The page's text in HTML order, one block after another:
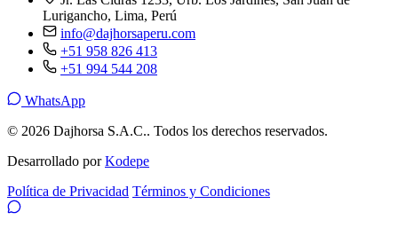
Lurigancho, Lima, Perú
info@dajhorsaperu.com
+51 958 826 413
+51 994 544 208
WhatsApp
© 2026 Dajhorsa S.A.C.. Todos los derechos reservados.
Desarrollado porKodepe
Política de Privacidad Términos y Condiciones